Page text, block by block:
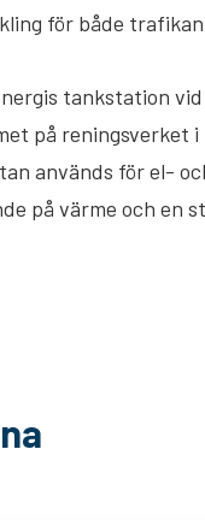
för både
tankstation
på reningsverket
används för el-
på värme och en